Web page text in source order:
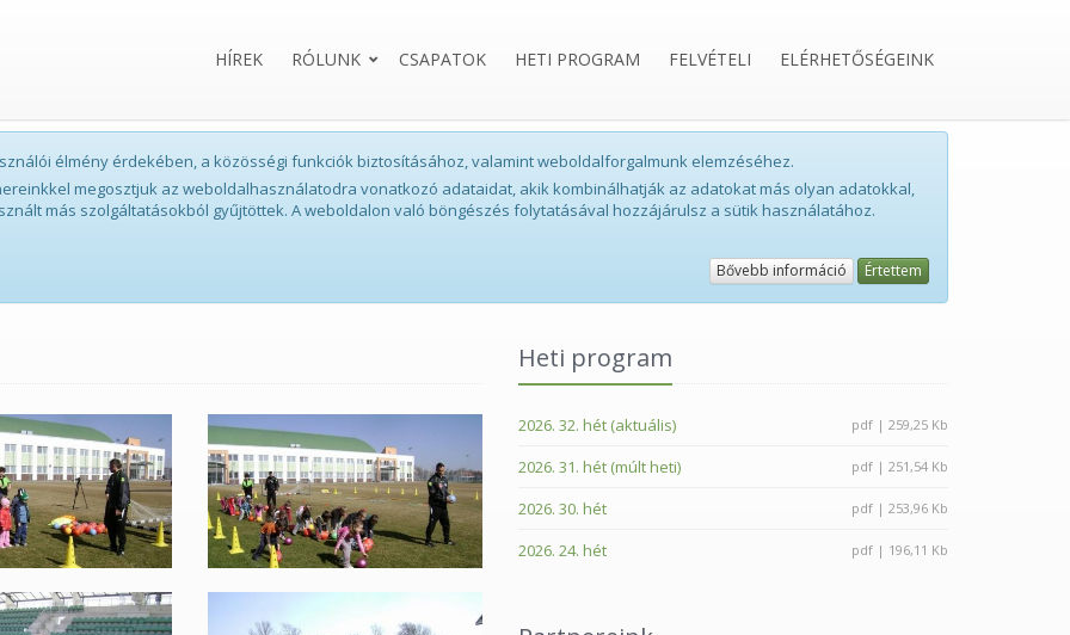
HÍREK RÓLUNK CSAPATOK HETI PROGRAM FELVÉTELI ELÉRHETŐSÉGEINK
élmény érdekében, a közösségi funkciók biztosításához, valamint weboldalforgalmunk elemzéséhez.
megosztjuk az weboldalhasználatodra vonatkozó adataidat, akik kombinálhatják az adatokat más olyan adatokkal,
más szolgáltatásokból gyűjtöttek. A weboldalon való böngészés folytatásával hozzájárulsz a sütik használatához.
Bővebb információ Értettem
Heti program
2026. 32. hét (aktuális) pdf | 259,25 Kb
2026. 31. hét (múlt heti) pdf | 251,54 Kb
2026. 30. hét pdf | 253,96 Kb
2026. 24. hét pdf | 196,11 Kb